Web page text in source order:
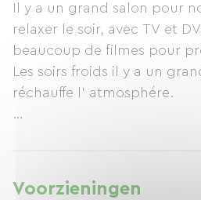
een tweezitsbank van rotan
geven de kamer een luxe
uitstraling. Deze kamer
uitzicht op de tuin en het
landschap. Thee en koffie
aangeboden in de kamer,
de bovenverdieping heeft
Il y a un grand salon pour
relaxer le soir, avec TV et DVD. Nous
beaucoup de filmes pour
Les soirs froids il y a un
réchauffe l’ atmosphére.
Voorzieningen